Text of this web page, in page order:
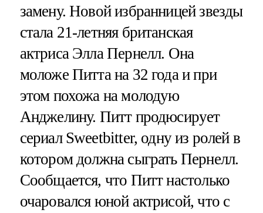
замену. Новой избранницей звезды
стала 21-летняя британская
актриса Элла Пернелл. Она
моложе Питта на 32 года и при
этом похожа на молодую
Анджелину. Питт продюсирует
сериал Sweetbitter, одну из ролей в
котором должна сыграть Пернелл.
Сообщается, что Питт настолько
очаровался юной актрисой, что с